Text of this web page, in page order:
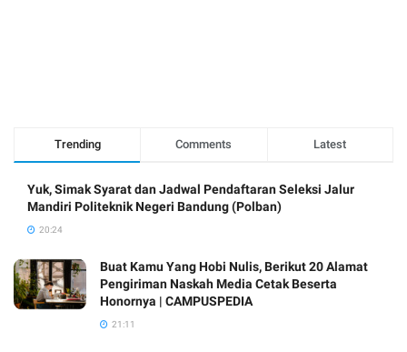
Trending Comments Latest
Yuk, Simak Syarat dan Jadwal Pendaftaran Seleksi Jalur
Mandiri Politeknik Negeri Bandung (Polban)
20:24
Buat Kamu Yang Hobi Nulis, Berikut 20 Alamat
Pengiriman Naskah Media Cetak Beserta
Honornya | CAMPUSPEDIA
21:11